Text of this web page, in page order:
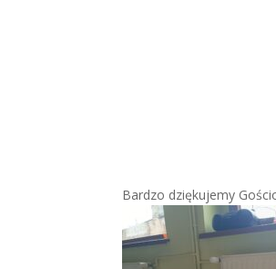
Bardzo dziękujemy